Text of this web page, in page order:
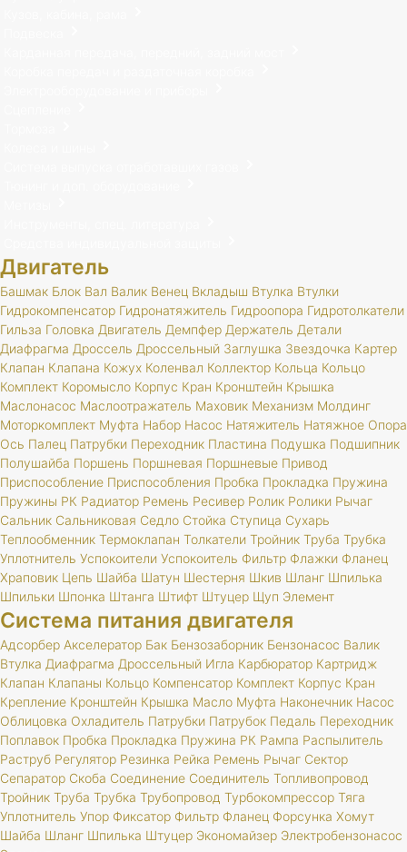
Двигатель
Башмак Блок Вал Валик Венец Вкладыш Втулка Втулки
Гидрокомпенсатор Гидронатяжитель Гидроопора Гидротолкатели
Гильза Головка Двигатель Демпфер Держатель Детали
Диафрагма Дроссель Дроссельный Заглушка Звездочка Картер
Клапан Клапана Кожух Коленвал Коллектор Кольца Кольцо
Комплект Коромысло Корпус Кран Кронштейн Крышка
Маслонасос Маслоотражатель Маховик Механизм Молдинг
Моторкомплект Муфта Набор Насос Натяжитель Натяжное Опора
Ось Палец Патрубки Переходник Пластина Подушка Подшипник
Полушайба Поршень Поршневая Поршневые Привод
Приспособление Приспособления Пробка Прокладка Пружина
Пружины РК Радиатор Ремень Ресивер Ролик Ролики Рычаг
Сальник Сальниковая Седло Стойка Ступица Сухарь
Теплообменник Термоклапан Толкатели Тройник Труба Трубка
Уплотнитель Успокоители Успокоитель Фильтр Флажки Фланец
Храповик Цепь Шайба Шатун Шестерня Шкив Шланг Шпилька
Шпильки Шпонка Штанга Штифт Штуцер Щуп Элемент
Система питания двигателя
Адсорбер Акселератор Бак Бензозаборник Бензонасос Валик
Втулка Диафрагма Дроссельный Игла Карбюратор Картридж
Клапан Клапаны Кольцо Компенсатор Комплект Корпус Кран
Крепление Кронштейн Крышка Масло Муфта Наконечник Насос
Облицовка Охладитель Патрубки Патрубок Педаль Переходник
Поплавок Пробка Прокладка Пружина РК Рампа Распылитель
Раструб Регулятор Резинка Рейка Ремень Рычаг Сектор
Сепаратор Скоба Соединение Соединитель Топливопровод
Тройник Труба Трубка Трубопровод Турбокомпрессор Тяга
Уплотнитель Упор Фиксатор Фильтр Фланец Форсунка Хомут
Шайба Шланг Шпилька Штуцер Экономайзер Электробензонасос